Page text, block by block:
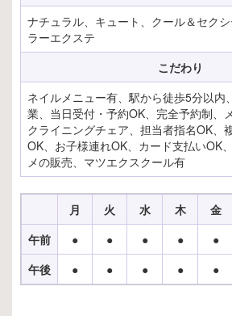
ナチュラル、キュート、クール＆セク
ラーエクステ
こだわり
ネイルメニュー有、駅から徒歩5分以内
業、当日受付・予約OK、完全予約制、
クライニングチェア、担当者指名OK、
OK、お子様連れOK、カード支払いOK
メの販売、マツエクスクール有
月 火 水 木 金
午前
● ● ● ● ●
午後
● ● ● ● ●